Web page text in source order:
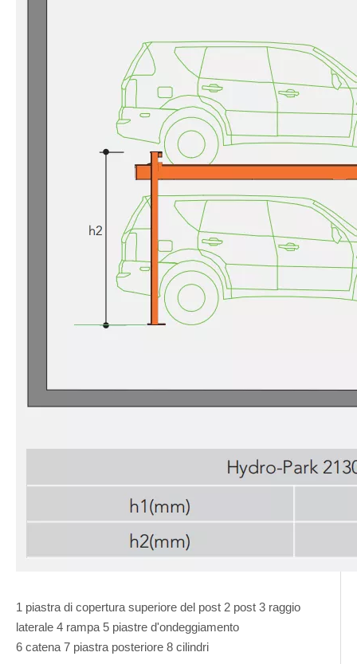
1 piastra di copertura superiore del post 2 post 3 raggio
laterale 4 rampa 5 piastre d'ondeggiamento
6 catena 7 piastra posteriore 8 cilindri